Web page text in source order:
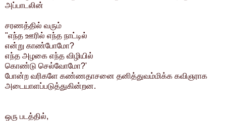
அப்பாடலின்
சரணத்தில் வரும்
"எந்த ஊரில் எந்த நாட்டில்
என்று காண்போமோ?
எந்த அழகை எந்த விழியில்
கொண்டு செல்வோமோ?'
போன்ற வரிகளே கண்ணதாசனை தனித்துவம்மிக்க கவிஞராக
அடையாளப்படுத்துகின்றன.
ஒரு படத்தில்,